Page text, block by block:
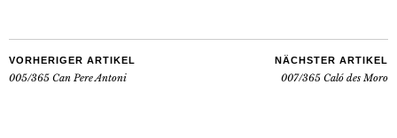
VORHERIGER ARTIKEL
005/365 Can Pere Antoni
NÄCHSTER ARTIKEL
007/365 Caló des Moro